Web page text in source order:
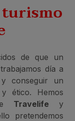
de que un
día a
conseguir un
ético. Hemos
Travelife y
pretendemos